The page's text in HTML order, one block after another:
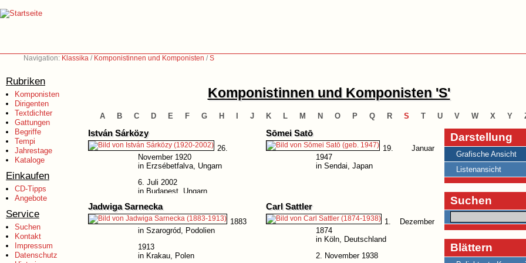
Navigation: Klassika / Komponistinnen und Komponisten /S
Rubriken
Komponisten
Dirigenten
Textdichter
Gattungen
Begriffe
Tempi
Jahrestage
Kataloge
Einkaufen
CD-Tipps
Angebote
Service
Suchen
Kontakt
Impressum
Datenschutz
Komponistinnen und Komponisten 'S'
A B C D E F G H J K L M N O P Q R S T U V W X Y
István Sárközy
26.
November 1920
in Erzsébetfalva, Ungarn
6. Juli 2002
in Budapest, Ungarn
Jadwiga Sarnecka
1883
in Szarogród, Podolien
1913
in Krakau, Polen
Sōmei Satō
19. Januar
1947
in Sendai, Japan
Carl Sattler
1. Dezember
1874
in Köln, Deutschland
2. November 1938
Darstellung
Grafische Ansicht
Listenansicht
Suchen
Blättern